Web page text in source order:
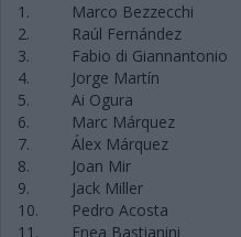
1.
Marco Bezzecchi
2.
Raúl Fernández
3.
Fabio di Giannantonio
4.
Jorge Martín
5.
Ai Ogura
6.
Marc Márquez
7.
Álex Márquez
8.
Joan Mir
9.
Jack Miller
10.
Pedro Acosta
11.
Enea Bastianini